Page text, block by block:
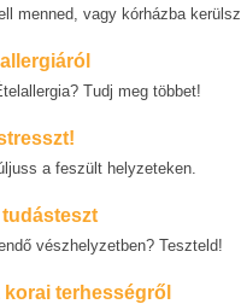
menned, vagy kórházba kerülsz
Tudj meg többet!
a feszült helyzeteken.
vészhelyzetben? Teszteld!
korai terhességről